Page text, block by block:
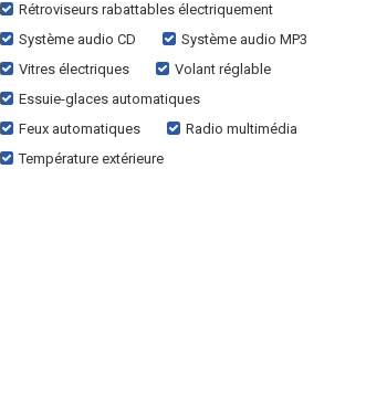
Rétroviseurs rabattables électriquement
Système audio CD
Système audio MP3
Vitres électriques
Volant réglable
Essuie-glaces automatiques
Feux automatiques
Radio multimédia
Température extérieure